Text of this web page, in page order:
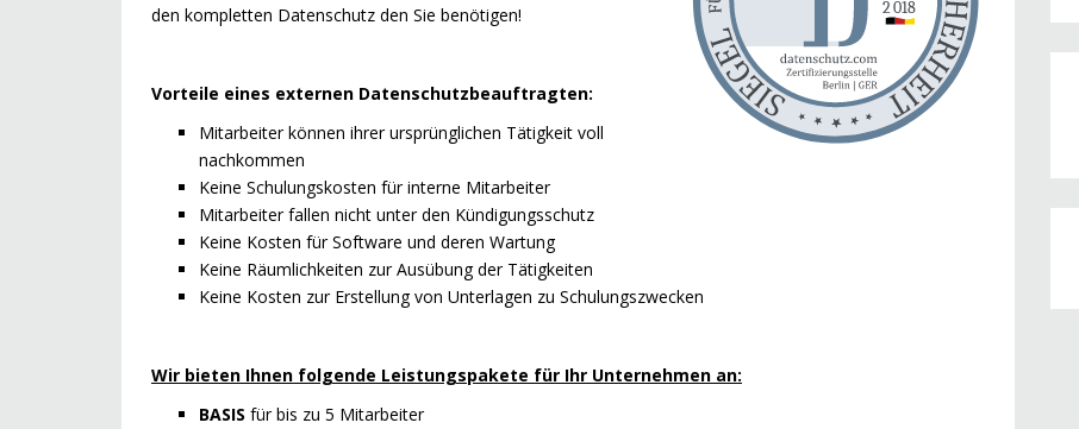
den kompletten Datenschutz den Sie benötigen!
Vorteile eines externen Datenschutzbeauftragten:
Mitarbeiter können ihrer ursprünglichen Tätigkeit voll
nachkommen
Keine Schulungskosten für interne Mitarbeiter
Mitarbeiter fallen nicht unter den Kündigungsschutz
Keine Kosten für Software und deren Wartung
Keine Räumlichkeiten zur Ausübung der Tätigkeiten
Keine Kosten zur Erstellung von Unterlagen zu Schulungszwecken
Wir bieten Ihnen folgende Leistungspakete für Ihr Unternehmen an:
BASIS für bis zu 5 Mitarbeiter